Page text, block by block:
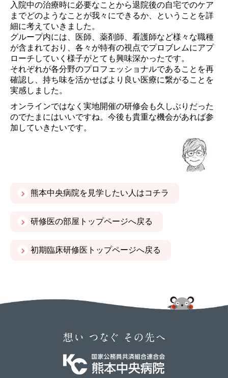
入院中の治療時に必要なことから退院後の自宅でのケア
までどのようなことが我々にできるか、ということを詳
細に考えていきました。
グループ内には、医師、薬剤師、看護師など様々な職種
が含まれており、各々が特有の視点でプロブレムにアプ
ローチしていく様子がとても興味深かったです。
それぞれが各分野のプロフェッショナルであることを再
確認し、持ち味を活かせばより良い医療に繋がることを
実感しました。
オンラインではなく実地開催の研修会も久しぶりだった
のでたまにはいいですね。今後も貴重な機会があれば参
加していきたいです。
熊本中央病院を見学したい人はコチラ
研修医の部屋トップページへ戻る
初期臨床研修医トップページへ戻る